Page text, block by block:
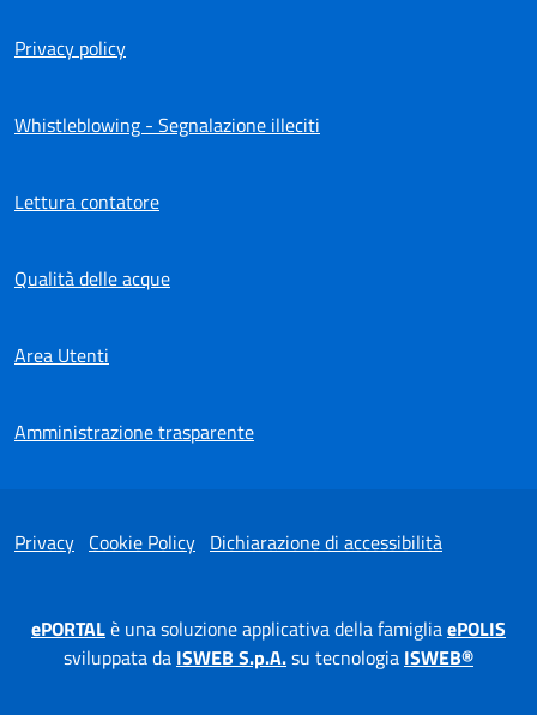
Privacy policy
Whistleblowing - Segnalazione illeciti
Lettura contatore
Qualità delle acque
Area Utenti
Amministrazione trasparente
Privacy Cookie Policy Dichiarazione di accessibilità
ePORTALè una soluzione applicativa della famigliaePOLIS
sviluppata da ISWEB S.p.A.su tecnologia ISWEB®